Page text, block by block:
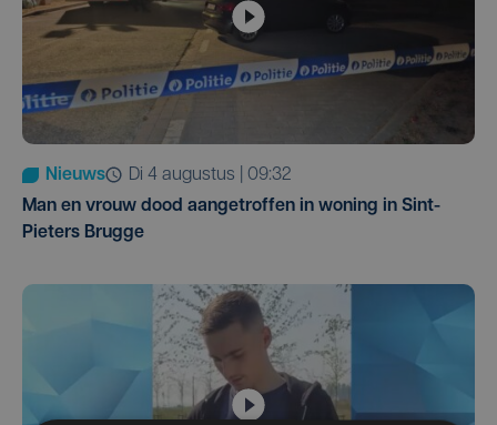
Nieuws
di 4 augustus | 09:32
Man en vrouw dood aangetroffen in woning in Sint-
Pieters Brugge